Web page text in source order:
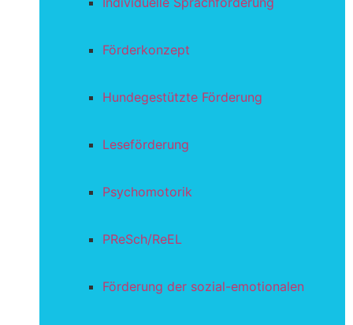
Förderkonzept
Hundegestützte Förderung
Leseförderung
Psychomotorik
PReSch/ReEL
Förderung der sozial-emotionalen